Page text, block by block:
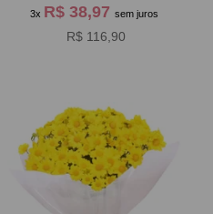
3x R$ 38,97sem juros
R$ 116,90